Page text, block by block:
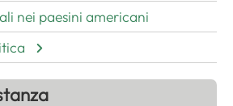
nei paesini americani